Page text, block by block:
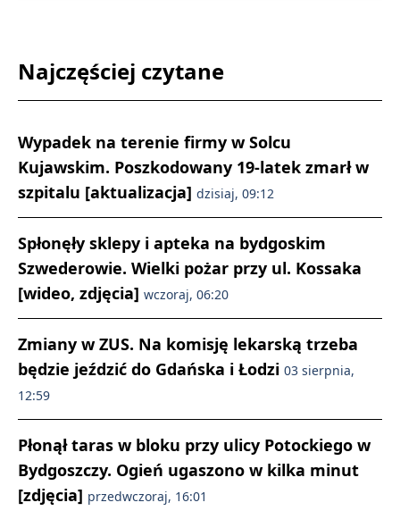
Najczęściej czytane
Wypadek na terenie firmy w Solcu
Kujawskim. Poszkodowany 19-latek zmarł w
szpitalu [aktualizacja] dzisiaj, 09:12
Spłonęły sklepy i apteka na bydgoskim
Szwederowie. Wielki pożar przy ul. Kossaka
[wideo, zdjęcia] wczoraj, 06:20
Zmiany w ZUS. Na komisję lekarską trzeba
będzie jeździć do Gdańska i Łodzi 03 sierpnia,
12:59
Płonął taras w bloku przy ulicy Potockiego w
Bydgoszczy. Ogień ugaszono w kilka minut
[zdjęcia] przedwczoraj, 16:01